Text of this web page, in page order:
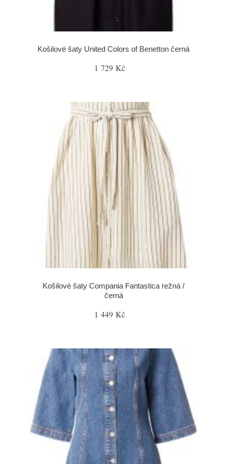
Košilové šaty United Colors of Benetton černá
1 729 Kč
Košilové šaty Compania Fantastica režná /
černá
1 449 Kč